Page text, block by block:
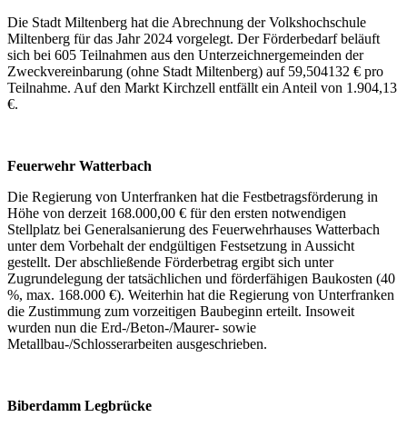
Die Stadt Miltenberg hat die Abrechnung der Volkshochschule
Miltenberg für das Jahr 2024 vorgelegt. Der Förderbedarf beläuft
sich bei 605 Teilnahmen aus den Unterzeichnergemeinden der
Zweckvereinbarung (ohne Stadt Miltenberg) auf 59,504132 € pro
Teilnahme. Auf den Markt Kirchzell entfällt ein Anteil von 1.904,13
€.
Feuerwehr Watterbach
Die Regierung von Unterfranken hat die Festbetragsförderung in
Höhe von derzeit 168.000,00 € für den ersten notwendigen
Stellplatz bei Generalsanierung des Feuerwehrhauses Watterbach
unter dem Vorbehalt der endgültigen Festsetzung in Aussicht
gestellt. Der abschließende Förderbetrag ergibt sich unter
Zugrundelegung der tatsächlichen und förderfähigen Baukosten (40
%, max. 168.000 €). Weiterhin hat die Regierung von Unterfranken
die Zustimmung zum vorzeitigen Baubeginn erteilt. Insoweit
wurden nun die Erd-/Beton-/Maurer- sowie
Metallbau-/Schlosserarbeiten ausgeschrieben.
Biberdamm Legbrücke